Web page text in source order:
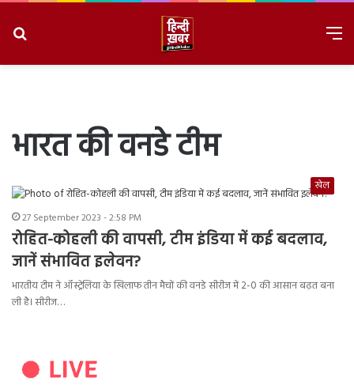
भारत की वनडे टीम
खेल
27 September 2023 - 2:58 PM
रोहित-कोहली की वापसी, टीम इंडिया में कई बदलाव,
जानें संभावित इलेवन?
भारतीय टीम ने ऑस्ट्रेलिया के खिलाफ तीन मैचों की वनडे सीरीज में 2-0 की आसान बढ़त बना
ली है। सीरीज…